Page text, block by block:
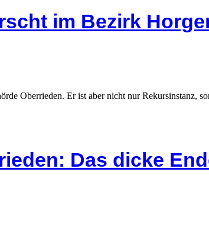
im Bezirk
Oberrieden. Er ist aber nicht nur Rekursinstanz,
Das dicke